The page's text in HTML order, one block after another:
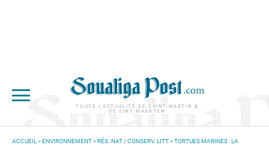
TOUTE L'ACTUALITÉ DE SAINT-MARTIN &
DE SINT MAARTEN
ACCUEIL >ENVIRONNEMENT>RÉS. NAT / CONSERV. LITT> TORTUES MARINES : LA